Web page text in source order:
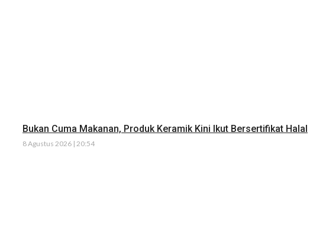
Bukan Cuma Makanan, Produk Keramik Kini Ikut Bersertifikat Halal
8 Agustus 2026 | 20:54